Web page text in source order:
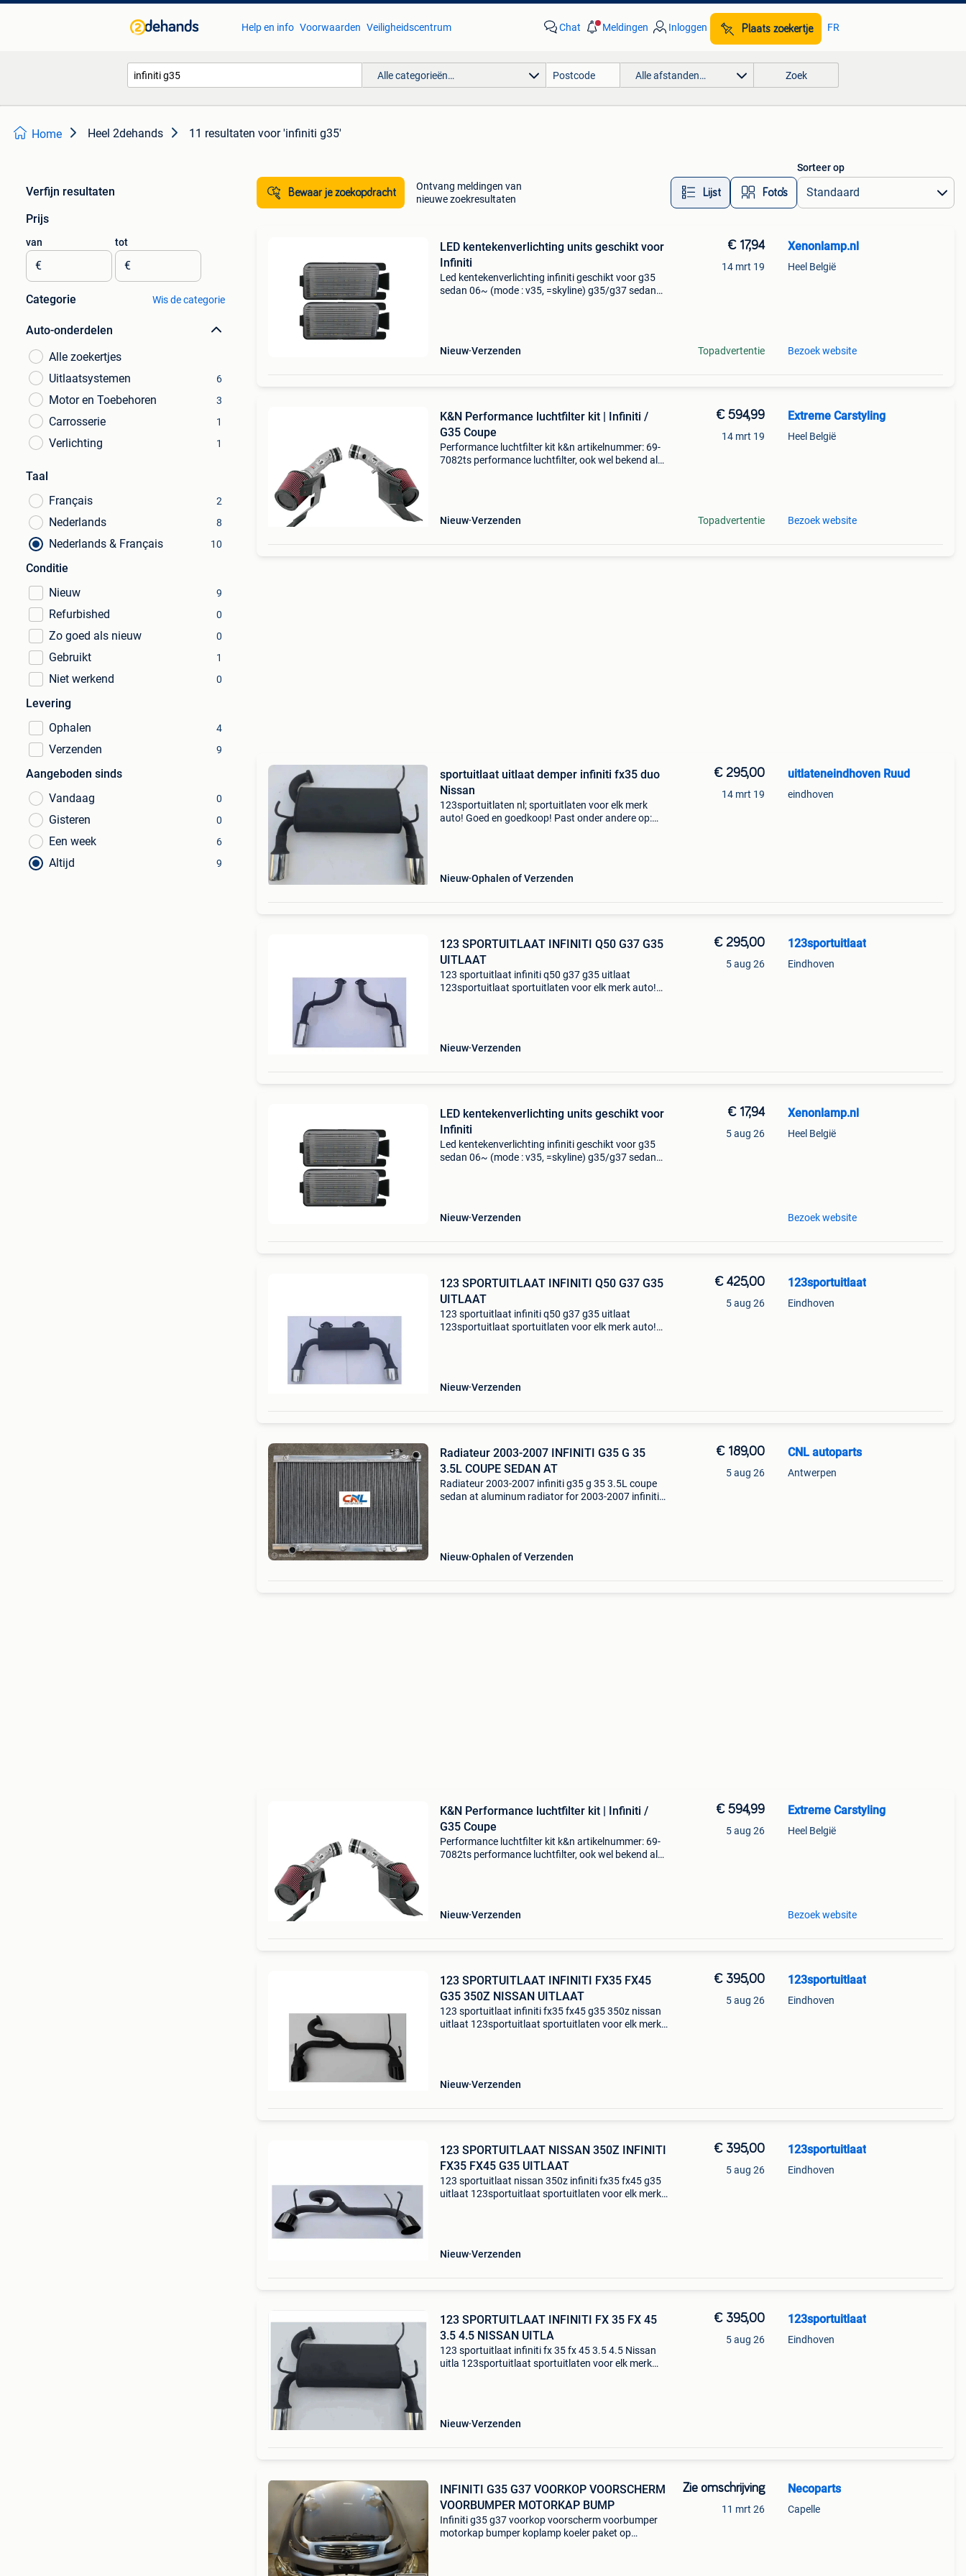
Help en info Voorwaarden Veiligheidscentrum Chat Meldingen Inloggen Plaats zoekertje FR
Alle categorieën… Alle afstanden… Zoek
Home Heel 2dehands 11 resultaten voor 'infiniti g35'
Verfijn resultaten
Prijs
van
€
tot
€
Categorie Wis de categorie
Auto-onderdelen
Alle zoekertjes
Uitlaatsystemen
6
Motor en Toebehoren 3
Carrosserie 1
Verlichting 1
Taal
Français
2
Nederlands 8
Nederlands & Français 10
Conditie
Nieuw
9
Refurbished 0
Zo goed als nieuw 0
Gebruikt 1
Niet werkend 0
Levering
Ophalen
4
Verzenden 9
Aangeboden sinds
Vandaag
0
Gisteren 0
Een week 6
Altijd 9
Bewaar je zoekopdracht
Ontvang meldingen van
nieuwe zoekresultaten
Lijst Foto’s
Sorteer op
LED kentekenverlichting units geschikt voor
Infiniti
Led kentekenverlichting infiniti geschikt voor g35
sedan 06~ (mode : v35, =skyline) g35/g37 sedan
Nieuw Verzenden
€ 17,94
14 mrt 19
Topadvertentie
Xenonlamp.nl
Heel België
Bezoek website
K&N Performance luchtfilter kit | Infiniti /
G35 Coupe
Performance luchtfilter kit k&n artikelnummer: 69-
7082ts performance luchtfilter, ook wel bekend als
Nieuw Verzenden
€ 594,99
14 mrt 19
Topadvertentie
Extreme Carstyling
Heel België
Bezoek website
sportuitlaat uitlaat demper infiniti fx35 duo
Nissan
123sportuitlaten nl; sportuitlaten voor elk merk
auto! Goed en goedkoop! Past onder andere op:
Nieuw Ophalen of Verzenden
€ 295,00
14 mrt 19
uitlateneindhoven Ruud
eindhoven
123 SPORTUITLAAT INFINITI Q50 G37 G35
UITLAAT
123 sportuitlaat infiniti q50 g37 g35 uitlaat
123sportuitlaat sportuitlaten voor elk merk auto!
Nieuw Verzenden
€ 295,00
5 aug 26
123sportuitlaat
Eindhoven
LED kentekenverlichting units geschikt voor
Infiniti
Led kentekenverlichting infiniti geschikt voor g35
sedan 06~ (mode : v35, =skyline) g35/g37 sedan
Nieuw Verzenden
€ 17,94
5 aug 26
Xenonlamp.nl
Heel België
Bezoek website
123 SPORTUITLAAT INFINITI Q50 G37 G35
UITLAAT
123 sportuitlaat infiniti q50 g37 g35 uitlaat
123sportuitlaat sportuitlaten voor elk merk auto!
Nieuw Verzenden
€ 425,00
5 aug 26
123sportuitlaat
Eindhoven
Radiateur 2003-2007 INFINITI G35 G 35
3.5L COUPE SEDAN AT
Radiateur 2003-2007 infiniti g35 g 35 3.5L coupe
sedan at aluminum radiator for 2003-2007 infiniti
Nieuw Ophalen of Verzenden
€ 189,00
5 aug 26
CNL autoparts
Antwerpen
K&N Performance luchtfilter kit | Infiniti /
G35 Coupe
Performance luchtfilter kit k&n artikelnummer: 69-
7082ts performance luchtfilter, ook wel bekend als
Nieuw Verzenden
€ 594,99
5 aug 26
Extreme Carstyling
Heel België
Bezoek website
123 SPORTUITLAAT INFINITI FX35 FX45
G35 350Z NISSAN UITLAAT
123 sportuitlaat infiniti fx35 fx45 g35 350z nissan
uitlaat 123sportuitlaat sportuitlaten voor elk merk
Nieuw Verzenden
€ 395,00
5 aug 26
123sportuitlaat
Eindhoven
123 SPORTUITLAAT NISSAN 350Z INFINITI
FX35 FX45 G35 UITLAAT
123 sportuitlaat nissan 350z infiniti fx35 fx45 g35
uitlaat 123sportuitlaat sportuitlaten voor elk merk
Nieuw Verzenden
€ 395,00
5 aug 26
123sportuitlaat
Eindhoven
123 SPORTUITLAAT INFINITI FX 35 FX 45
3.5 4.5 NISSAN UITLA
123 sportuitlaat infiniti fx 35 fx 45 3.5 4.5 Nissan
uitla 123sportuitlaat sportuitlaten voor elk merk
Nieuw Verzenden
€ 395,00
5 aug 26
123sportuitlaat
Eindhoven
INFINITI G35 G37 VOORKOP VOORSCHERM
VOORBUMPER MOTORKAP BUMP
Infiniti g35 g37 voorkop voorscherm voorbumper
motorkap bumper koplamp koeler paket op
Zie omschrijving
11 mrt 26
Necoparts
Capelle